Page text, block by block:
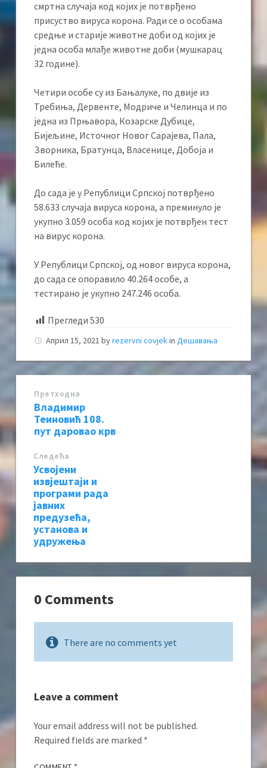
смртна случаја код којих је потврђено
присуство вируса корона. Ради се о особама
средње и старије животне доби од којих је
једна особа млађе животне доби (мушкарац
32 године).
Четири особе су из Бањалуке, по двије из
Требиња, Дервенте, Модриче и Челинца и по
једна из Прњавора, Козарске Дубице,
Бијељине, Источног Новог Сарајева, Пала,
Зворника, Братунца, Власенице, Добоја и
Билеће.
До сада је у Републици Српској потврђено
58.633 случаја вируса корона, а преминуло је
укупно 3.059 особа код којих је потврђен тест
на вирус корона.
У Републици Српској, од новог вируса корона,
до сада се опоравило 40.264 особе, а
тестирано је укупно 247.246 особа.
Прегледи 530
Април 15, 2021 byrezervni covjekin Дешавања
Претходна
Владимир
Теиновић 108.
пут даровао крв
Следећa
Усвојени
извјештаји и
програми рада
јавних
предузећа,
установа и
удружења
0 Comments
There are no comments yet
Leave a comment
Your email address will not be published.
Required fields are marked *